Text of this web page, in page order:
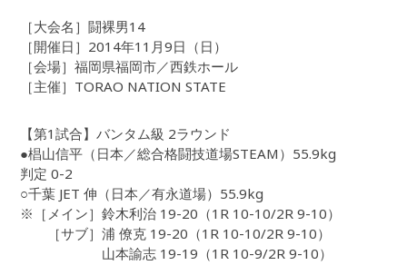
［大会名］闘裸男14
［開催日］2014年11月9日（日）
［会場］福岡県福岡市／西鉄ホール
［主催］TORAO NATION STATE
【第1試合】バンタム級 2ラウンド
●椙山信平（日本／総合格闘技道場STEAM）55.9kg
判定 0-2
○千葉 JET 伸（日本／有永道場）55.9kg
※［メイン］鈴木利治 19-20（1R 10-10/2R 9-10）
［サブ］浦 僚克 19-20（1R 10-10/2R 9-10）
山本諭志 19-19（1R 10-9/2R 9-10）